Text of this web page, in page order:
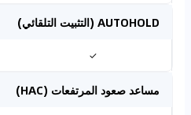
AUTOHOLD (التثبيت التلقائي)
✓
مساعد صعود المرتفعات (HAC)